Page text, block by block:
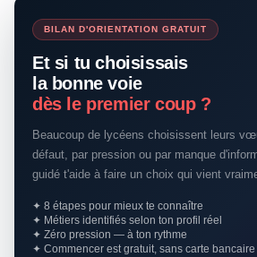
BILAN D'ORIENTATION GRATUIT
Et si tu choisissais
la bonne voie
dès le premier coup ?
Beaucoup de lycéens choisissent leurs
défaut, par pression ou par manque
guidé t'aide à faire un choix qui vient
✦ 8 étapes pour mieux te connaître
✦ Métiers identifiés selon ton profil réel
✦ Zéro pression — à ton rythme
✦ Commencer est gratuit, sans carte bancaire